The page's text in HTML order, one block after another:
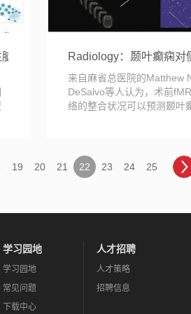
刺激技术的生理效应在整个皮层区
Radiology：颞叶癫痫对
来自麻省总医院的Matthew
DeSalvo等人认为，术前
络的整合状况可以预测颞叶
19 20 21 22 23 24 25
学习园地
学习园地
常见问题
下载中心
人才招聘
人才策略
招聘信息